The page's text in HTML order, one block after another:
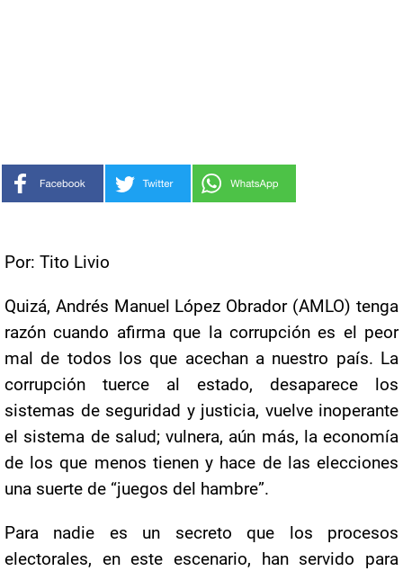
Por: Tito Livio
Quizá, Andrés Manuel López Obrador (AMLO) tenga
razón cuando afirma que la corrupción es el peor
mal de todos los que acechan a nuestro país. La
corrupción tuerce al estado, desaparece los
sistemas de seguridad y justicia, vuelve inoperante
el sistema de salud; vulnera, aún más, la economía
de los que menos tienen y hace de las elecciones
una suerte de “juegos del hambre”.
Para nadie es un secreto que los procesos
electorales, en este escenario, han servido para